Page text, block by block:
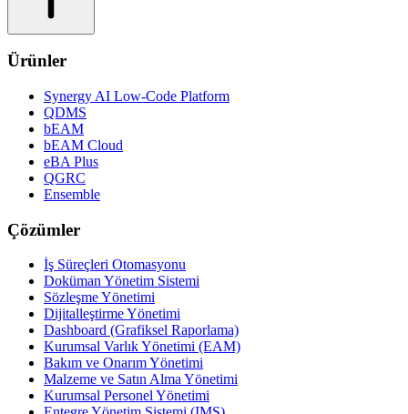
Ürünler
Synergy AI Low-Code Platform
QDMS
bEAM
bEAM Cloud
eBA Plus
QGRC
Ensemble
Çözümler
İş Süreçleri Otomasyonu
Doküman Yönetim Sistemi
Sözleşme Yönetimi
Dijitalleştirme Yönetimi
Dashboard (Grafiksel Raporlama)
Kurumsal Varlık Yönetimi (EAM)
Bakım ve Onarım Yönetimi
Malzeme ve Satın Alma Yönetimi
Kurumsal Personel Yönetimi